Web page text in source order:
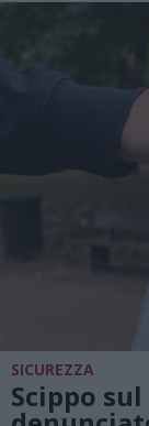
SICUREZZA
Scippo